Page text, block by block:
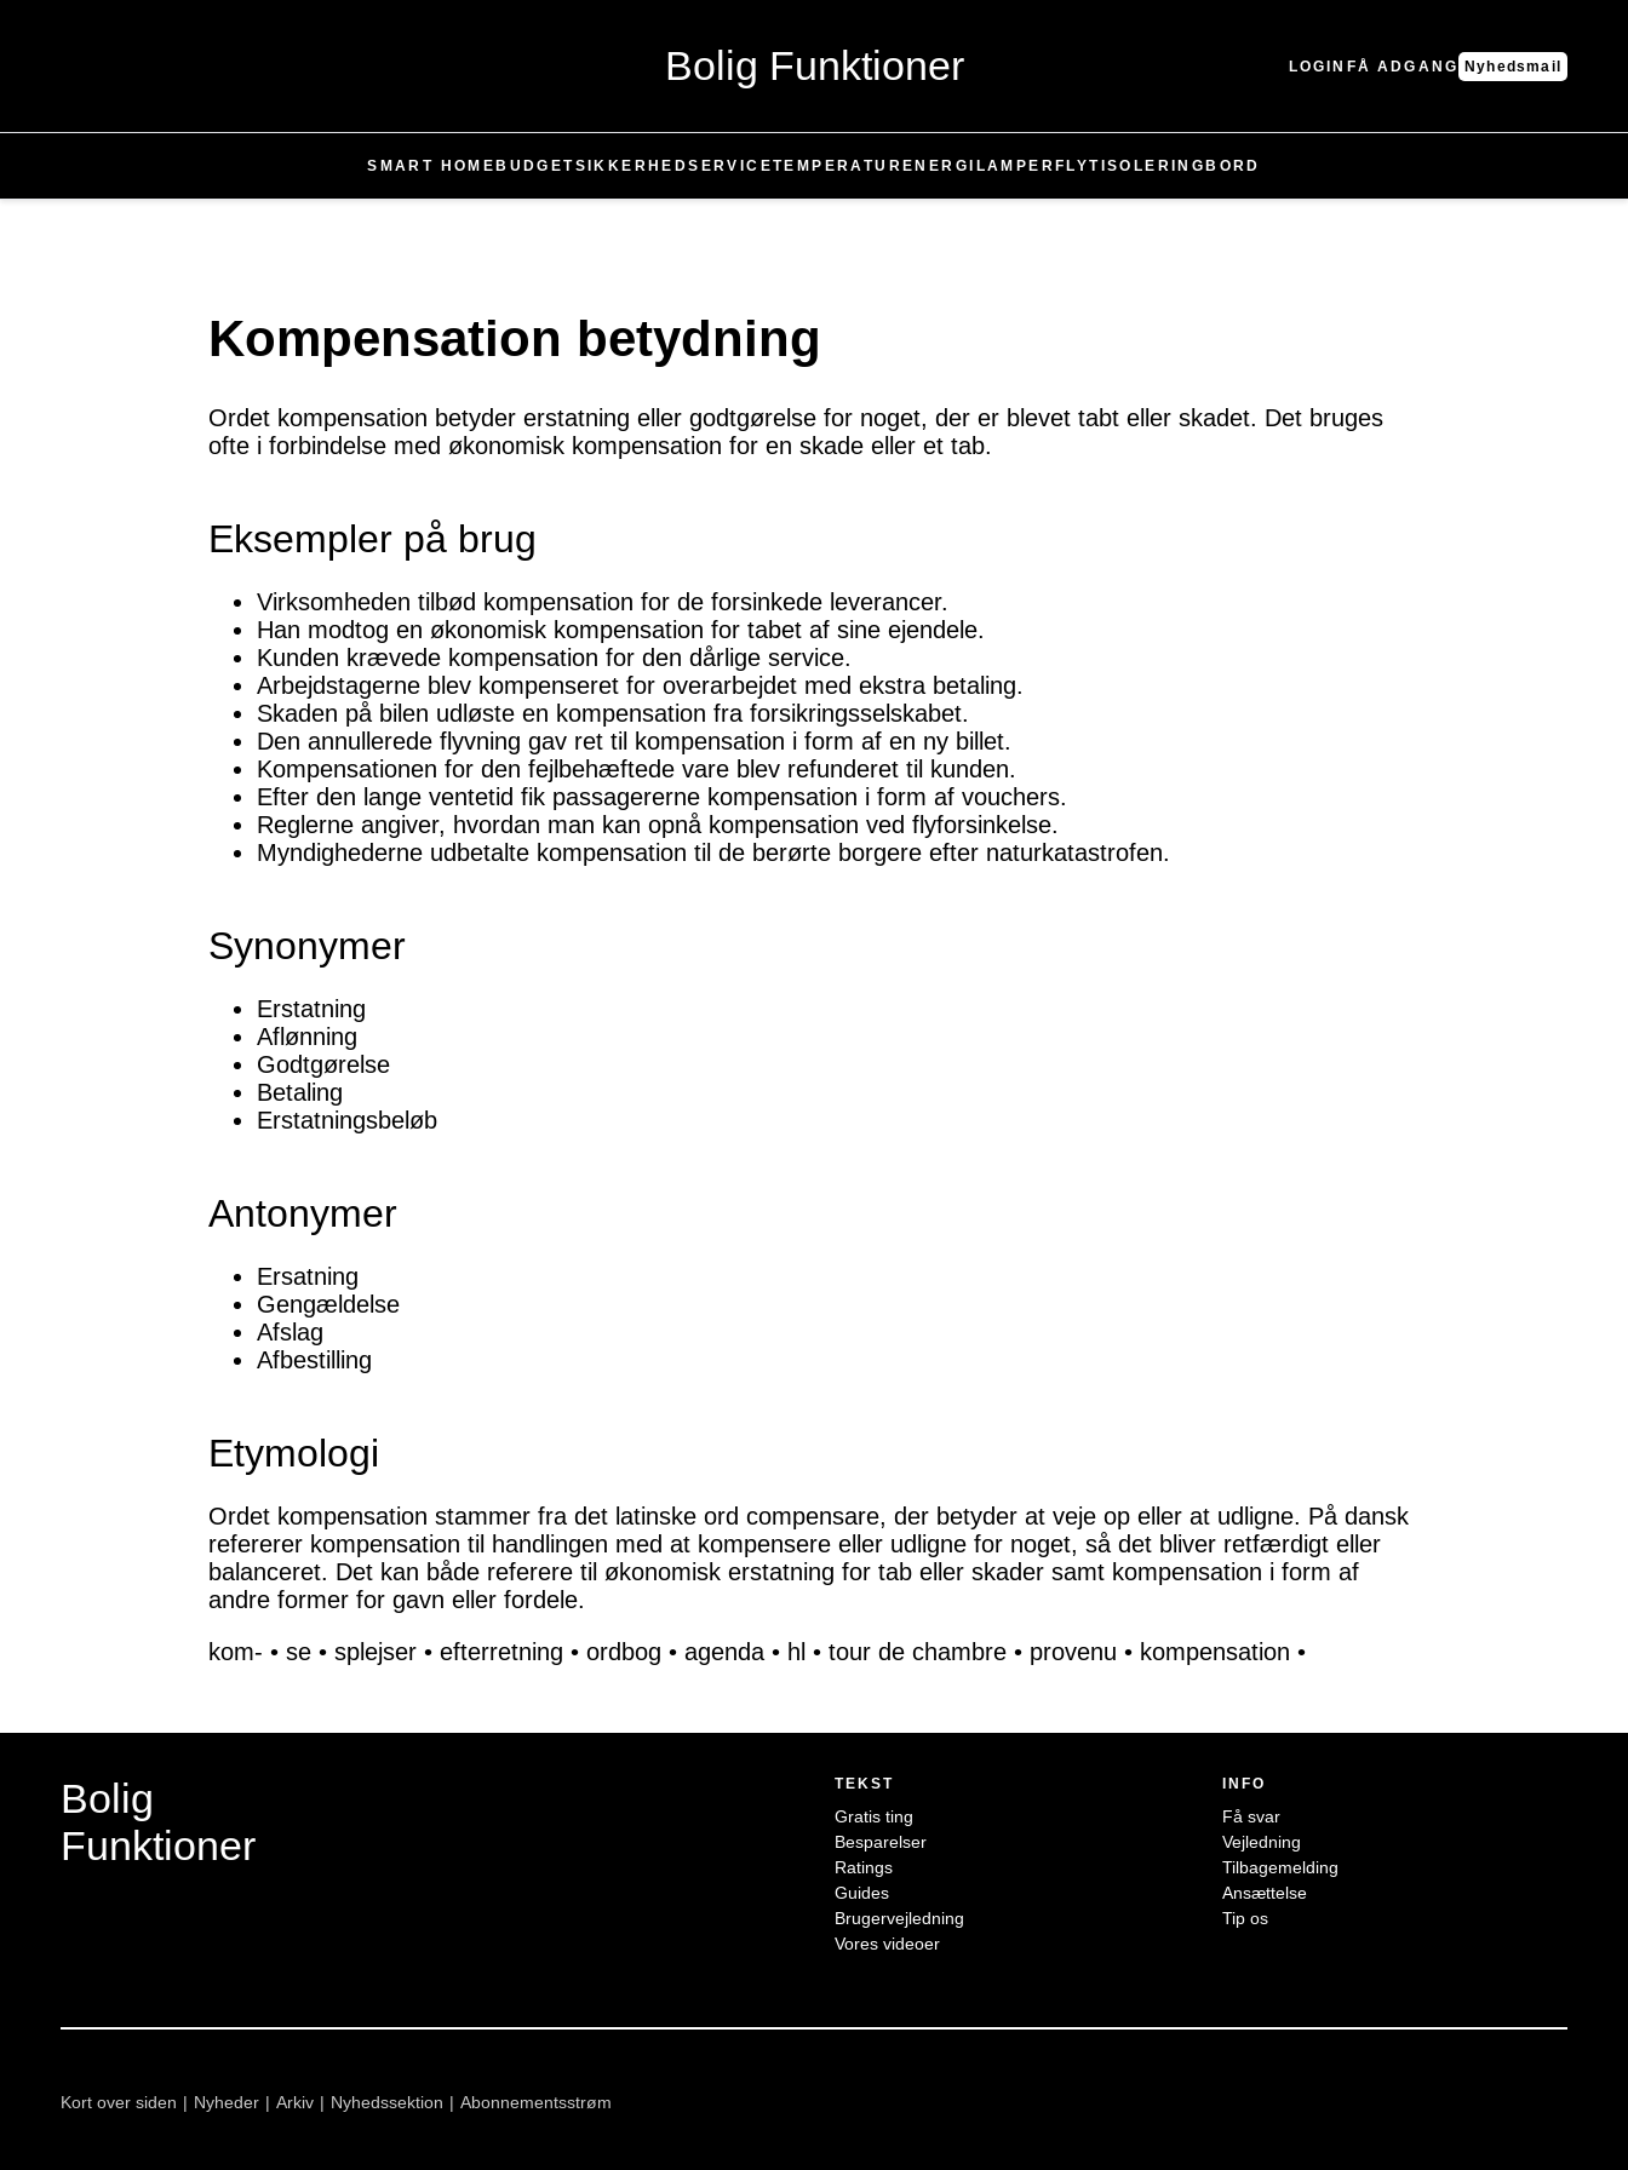
Bolig Funktioner LOGIN FÅ ADGANG Nyhedsmail
SMART HOME BUDGETSIKKERHEDSERVICETEMPERATUR ENERGI LAMPER FLYT ISOLERING BORD
Kompensation betydning
Ordet kompensation betyder erstatning eller godtgørelse for noget, der er blevet tabt eller skadet. Det bruges
ofte i forbindelse med økonomisk kompensation for en skade eller et tab.
Eksempler på brug
Virksomheden tilbød kompensation for de forsinkede leverancer.
Han modtog en økonomisk kompensation for tabet af sine ejendele.
Kunden krævede kompensation for den dårlige service.
Arbejdstagerne blev kompenseret for overarbejdet med ekstra betaling.
Skaden på bilen udløste en kompensation fra forsikringsselskabet.
Den annullerede flyvning gav ret til kompensation i form af en ny billet.
Kompensationen for den fejlbehæftede vare blev refunderet til kunden.
Efter den lange ventetid fik passagererne kompensation i form af vouchers.
Reglerne angiver, hvordan man kan opnå kompensation ved flyforsinkelse.
Myndighederne udbetalte kompensation til de berørte borgere efter naturkatastrofen.
Synonymer
Erstatning
Aflønning
Godtgørelse
Betaling
Erstatningsbeløb
Antonymer
Ersatning
Gengældelse
Afslag
Afbestilling
Etymologi
Ordet kompensation stammer fra det latinske ord compensare, der betyder at veje op eller at udligne. På dansk
refererer kompensation til handlingen med at kompensere eller udligne for noget, så det bliver retfærdigt eller
balanceret. Det kan både referere til økonomisk erstatning for tab eller skader samt kompensation i form af
andre former for gavn eller fordele.
kom- • se • splejser • efterretning • ordbog • agenda • hl • tour de chambre • provenu • kompensation •
Bolig
Funktioner
TEKST
Gratis ting
Besparelser
Ratings
Guides
Brugervejledning
Vores videoer
INFO
Få svar
Vejledning
Tilbagemelding
Ansættelse
Tip os
Kort over siden Nyheder Arkiv Nyhedssektion Abonnementsstrøm